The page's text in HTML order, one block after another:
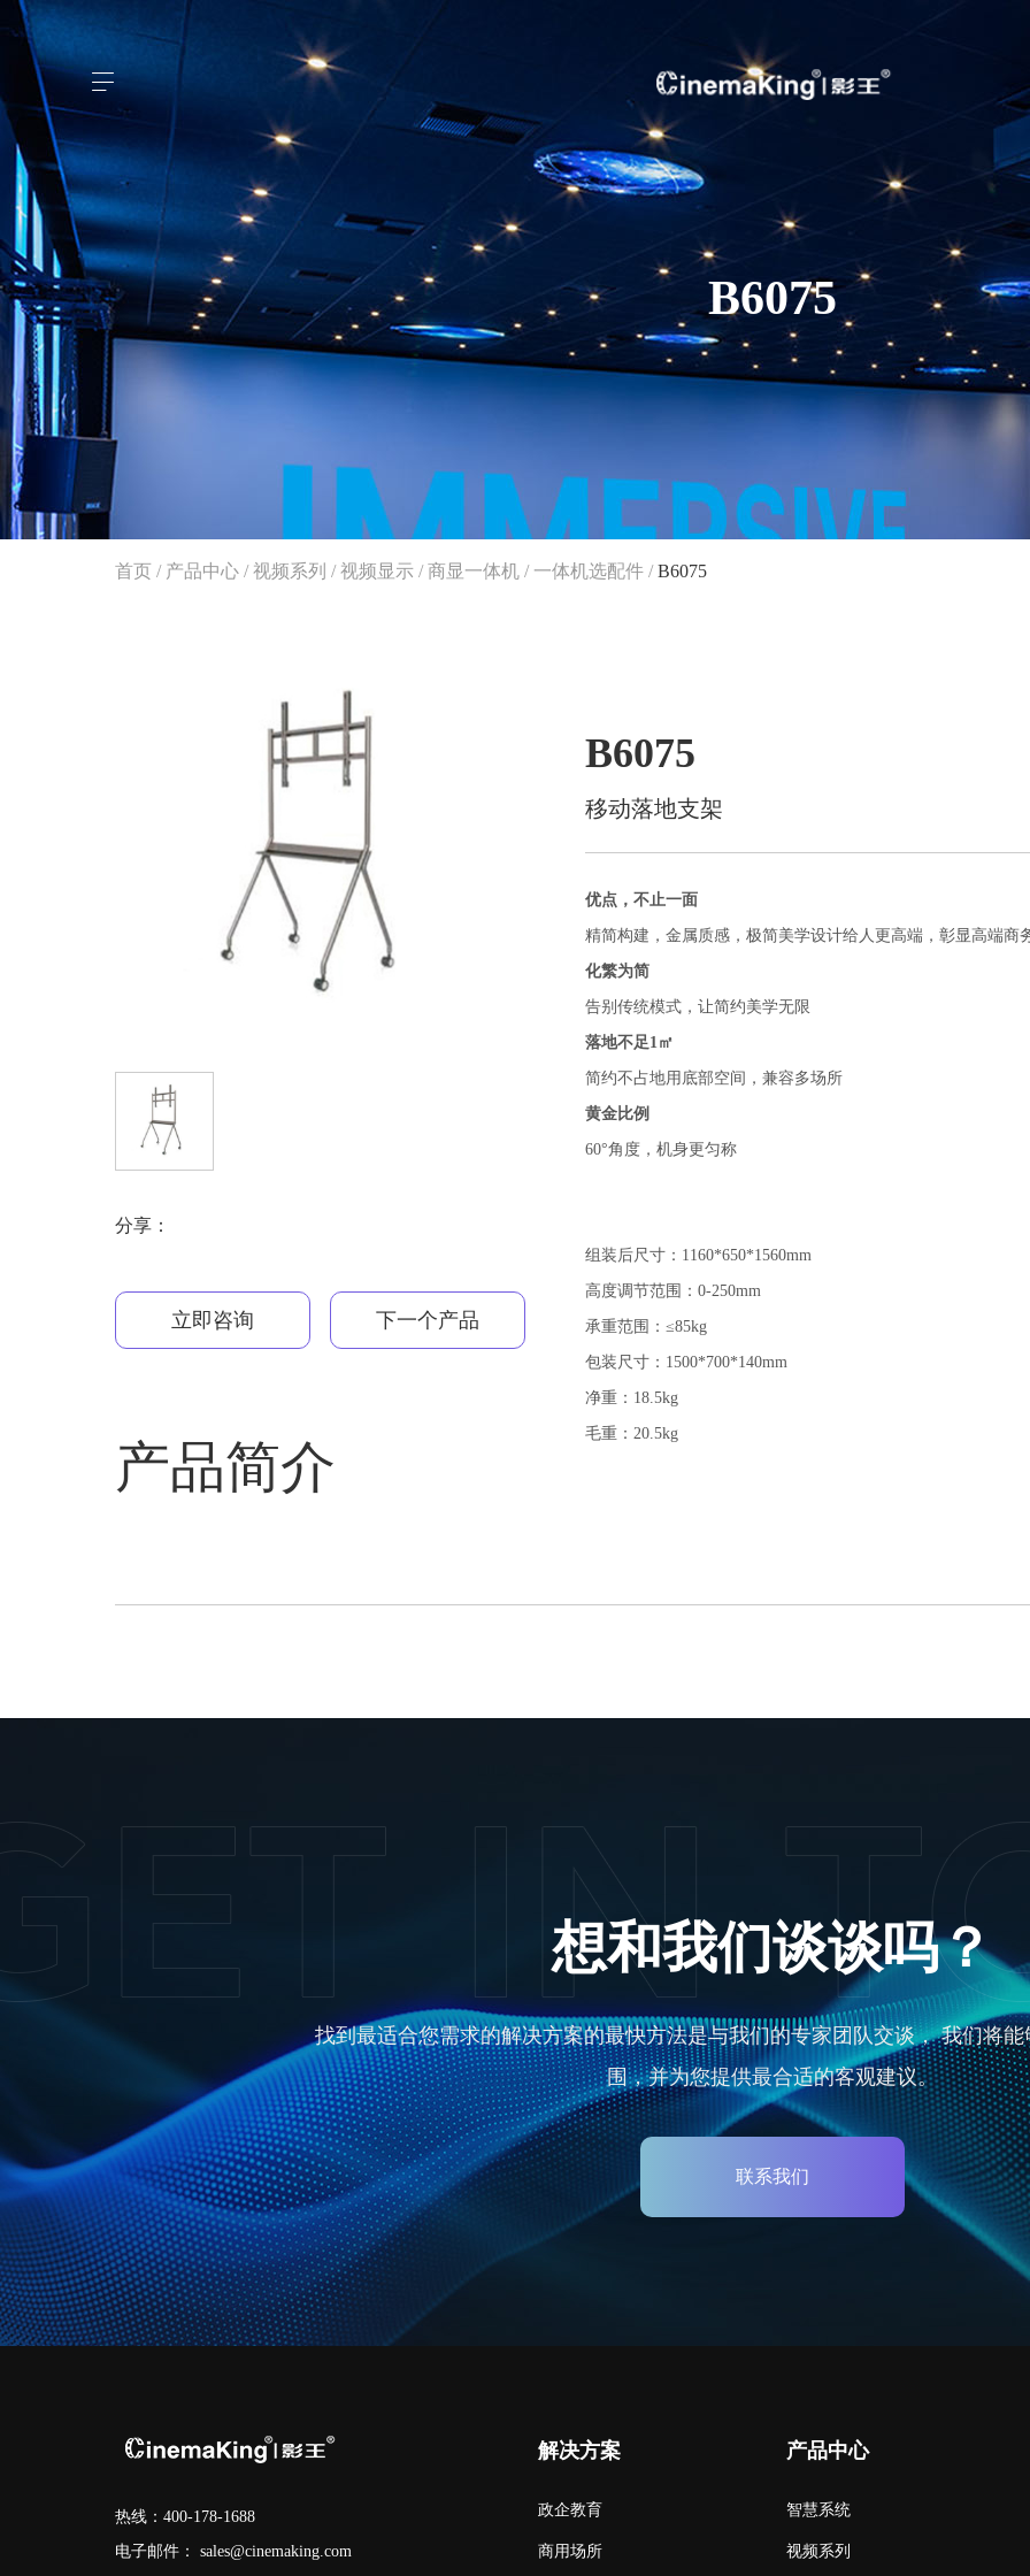
B6075
首页 / 产品中心 /视频系列 /视频显示 /商显一体机 / 一体机选配件 /B6075
分享：
立即咨询 下一个产品
产品简介
B6075
移动落地支架
优点，不止一面
精简构建，金属质感，极简美学设计给人更高端，彰显高端商
化繁为简
告别传统模式，让简约美学无限
落地不足1㎡
简约不占地用底部空间，兼容多场所
黄金比例
60°角度，机身更匀称
组装后尺寸：1160*650*1560mm
高度调节范围：0-250mm
承重范围：≤85kg
包装尺寸：1500*700*140mm
净重：18.5kg
毛重：20.5kg
想和我们谈谈吗？
找到最适合您需求的解决方案的最快方法是与我们的专家团队交谈， 我们将
围，并为您提供最合适的客观建议。
联系我们
热线：400-178-1688
电子邮件： sales@cinemaking.com
解决方案
政企教育
商用场所
产品中心
智慧系统
视频系列